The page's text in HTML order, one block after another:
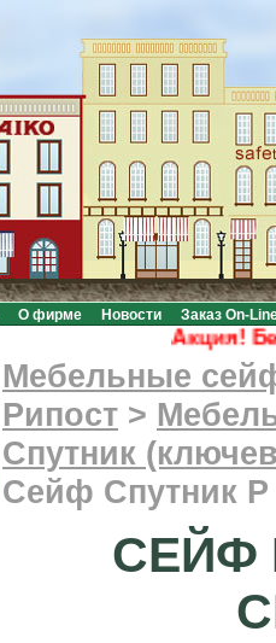
О фирме Новости Заказ On-
Акция!
Мебельные
Рипост >
Спутник
Сейф Спутник Р
СЕЙФ